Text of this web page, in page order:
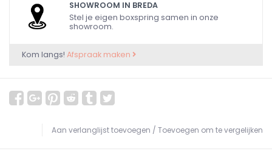
SHOWROOM IN BREDA
Stel je eigen boxspring samen in onze
showroom.
Kom langs! Afspraak maken
Aan verlanglijst toevoegen / Toevoegen om te vergelijken